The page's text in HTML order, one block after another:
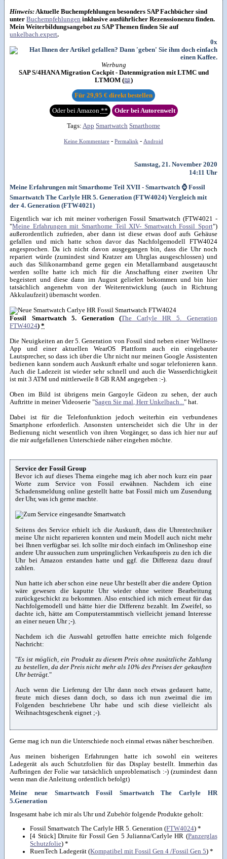
Hinweis:Aktuelle Buchempfehlungen besonders SAP Fachbücher sind
unterBuchempfehlungen inklusive ausführlicher Rezenssionenzu finden.
Mein Weiterbildungsangebot zu SAP Themen finden Sie auf
unkelbach.expert.
0x
Werbung
SAP S/4HANA Migration Cockpit - Datenmigration mit LTMC und
LTMOM (📖)
Für 29,95 € direkt bestellen
Oder bei Amazon ** Oder bei Autorenwelt
Tags: App Smartwatch Smarthome
Keine Kommentare - Permalink - Android
Samstag, 21. November 2020
14:11 Uhr
Meine Erfahrungen mit Smarthome Teil XVII - Smartwatch ⌚ Fossil
Smartwatch The Carlyle HR 5. Generation (FTW4024) Vergleich mit
der 4. Generation (FTW4021)
Eigentlich war ich mit meiner vorherigen Fossil Smartwatch (FTW4021 -
"Meine Erfahrungen mit Smarthome Teil XIV- Smartwatch Fossil Sport")
außerordentlich zufrieden, aber dann ist diese etwas doof aufs Gehäuse
gefallen und mich hatte schon davor das Nachfolgemodell FTW4024
angesprochen. Da ich nicht davon ausgegangen bin, dass die Uhr noch
repariert würde (zumindest sind Kratzer am Uhrglas ausgeschlossen) und
auch das Silikonarmband gerne gegen ein Metallarmband ausgetauscht
werden sollte hatte ich mich für die Anschaffung einer zweiten Uhr
begeistert und diese dann im August geliefert bekommen und bin hier
tatsächlich angenehm von der Weiterentwicklung (auch in Richtung
Akkulaufzeit) überrascht worden.
Fossil Smartwatch 5. Generation (The Carlyle HR 5. Generation
FTW4024)*
Die Neuigkeiten an der 5. Generation von Fossil sind neben einer Wellness-
App und einer aktuellen WearOS Plattform auch ein eingebauter
Lautsprecher, so dass ich über die Uhr nicht nur meinen Google Assistenten
bedienen kann sondern auch Auskunft erhalte und sogar telefonieren kann.
Auch die Ladezeit ist wieder sehr schnell und auch die Wasserdichtigkeit
ist mit 3 ATM und mittlerweile 8 GB RAM angegeben :-).
Oben im Bild ist übrigens mein Gargoyle Gideon zu sehen, der auch
Auftritte in meiner Videoserie "Sagen Sie mal, Herr Unkelbach..." hat.
Dabei ist für die Telefonfunktion jedoch weiterhin ein verbundenes
Smartphone erforderlich. Ansonsten unterscheidet sich die Uhr in der
Bedienung nicht wesentlich von ihren Vorgänger, so dass ich hier nur auf
die mir aufgefallenen Unterschiede näher eingehen möchte.
Service der Fossil Group
Bevor ich auf dieses Thema eingehe mag ich aber noch kurz ein paar
Worte zum Service von Fossil erwähnen. Nachdem ich eine
Schadensmeldung online gestellt hatte bat Fossil mich um Zusendung
der Uhr, was ich gerne machte.
Seitens des Service erhielt ich die Auskunft, dass die Uhrentechniker
meine Uhr nicht reparieren konnten und mein Modell auch nicht mehr
bei Ihnen verfügbar sei. Ich sollte mir doch einfach im Onlineshop eine
andere Uhr aussuchen zum ursprünglichen Verkaufspreis zu den ich die
Uhr bei Amazon erstanden hatte und ggf. die Differenz dazu drauf
zahlen.
Nun hatte ich aber schon eine neue Uhr bestellt aber die andere Option
wäre gewesen die kaputte Uhr wieder ohne weitere Bearbeitung
zurückgeschickt zu bekommen. Also entschied ich mich erneut für das
Nachfolgemodell und hätte hier die Differenz bezahlt. Im Zweifel, so
dachte ich, hätte am Computerstammtisch vielleicht jemand Interesse
an einer neuen Uhr ;-).
Nachdem ich die Auswahl getroffen hatte erreichte mich folgende
Nachricht:
"Es ist möglich, ein Produkt zu diesem Preis ohne zusätzliche Zahlung
zu bestellen, da der Preis nicht mehr als 10% des Preises der gekauften
Uhr beträgt."
Auch wenn die Lieferung der Uhr dann noch etwas gedauert hatte,
freute mich dieses dann doch, so dass ich nun zweimal die im
Folgenden beschriebene Uhr habe und scih diese vielleicht als
Weihnachtsgeschenk eignet ;-).
Gerne mag ich nun die Unterschiede noch einmal etwas näher beschreiben.
Aus meinen bisherigen Erfahrungen hatte ich sowohl ein weiteres
Ladegerät als auch Schutzfolien für das Display bestellt. Immerhin das
Aufbringen der Folie war tatsächlich unproblematisch :-) (zumindest dann
wenn man die Anleitung ordentlich befolgt)
Meine neue Smartwatch Fossil Smartwatch The Carlyle HR
5.Generation
Insgesamt habe ich mir als Uhr und Zubehör folgende Produkte geholt:
Fossil Smartwatch The Carlyle HR 5. Generation (FTW4024) *
[4 Stück] Diruite für Fossil Gen 5 Julianna/Carlyle HR (Panzerglas
Schutzfolie) *
RuenTech Ladegerät (Kompatibel mit Fossil Gen 4 /Fossil Gen 5) *